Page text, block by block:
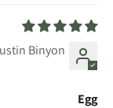
Binyon
Egg